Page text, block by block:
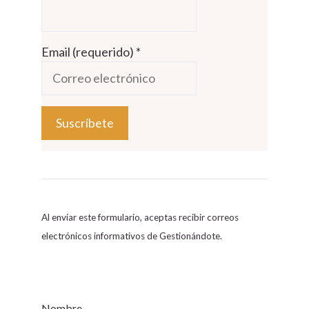
Email (requerido) *
o
s
t
Al enviar este formulario, aceptas recibir correos
electrónicos informativos de Gestionándote.